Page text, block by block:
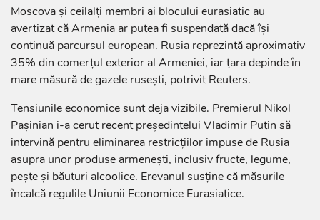
Moscova și ceilalți membri ai blocului eurasiatic au
avertizat că Armenia ar putea fi suspendată dacă își
continuă parcursul european. Rusia reprezintă aproximativ
35% din comerțul exterior al Armeniei, iar țara depinde în
mare măsură de gazele rusești, potrivit Reuters.
Tensiunile economice sunt deja vizibile. Premierul Nikol
Pașinian i-a cerut recent președintelui Vladimir Putin să
intervină pentru eliminarea restricțiilor impuse de Rusia
asupra unor produse armenești, inclusiv fructe, legume,
pește și băuturi alcoolice. Erevanul susține că măsurile
încalcă regulile Uniunii Economice Eurasiatice.